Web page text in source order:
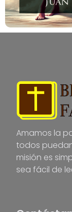
Amamos la
todos
misión es
sea fácil de